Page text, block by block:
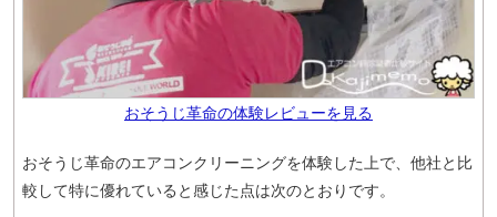
おそうじ革命の体験レビューを見る
おそうじ革命のエアコンクリーニングを体験した上で、他社と比
較して特に優れていると感じた点は次のとおりです。